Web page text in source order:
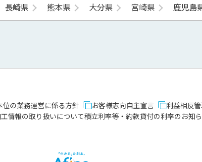
長崎県 熊本県 大分県 宮崎県 鹿児島
位の業務運営に係る方針 お客様志向自主宣言 利益相反
情報の取り扱いについて積立利率等・約款貸付の利率のお知